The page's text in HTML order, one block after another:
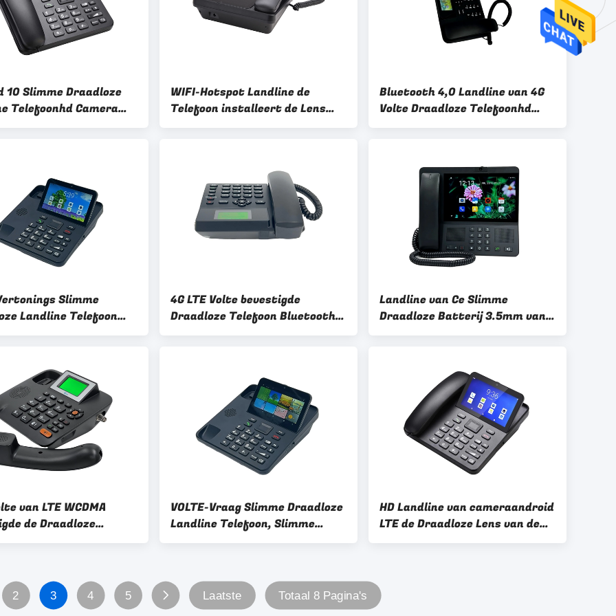
10 Slimme Draadloze
Telefoonhd Camera
WIFI-Hotspot Landline de
Telefoon installeert de Lens
van de de Geluidenaanraking
Bluetooth 4,0 Landline van 4G
Volte Draadloze Telefoonhd
Stem
Slimme
Landline Telefoon
10
4G LTE Volte bevestigde
Draadloze Telefoon Bluetooth
4,0 Multitaal
Landline van Ce Slimme
Draadloze Batterij 3.5mm van
Telefoonliion Audiohefboom
van LTE WCDMA
de Draadloze
van de Telefoonkleur
VOLTE-Vraag Slimme Draadloze
Landline Telefoon, Slimme
Landline Telefoon met SIM Card
HD Landline van cameraandroid
LTE de Draadloze Lens van de
Telefoonaanraking Grote
2 3 4 5 Laatste Totaal 8 Pagina's